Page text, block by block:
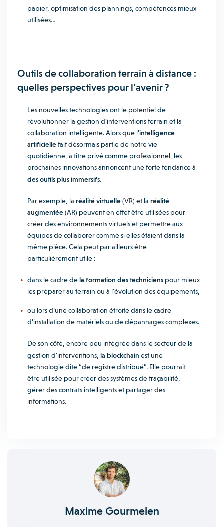
papier, optimisation des plannings, compétences mieux
utilisées…
Outils de collaboration terrain à distance :
quelles perspectives pour l’avenir ?
Les nouvelles technologies ont le potentiel de
révolutionner la gestion d’interventions terrain et la
collaboration intelligente. Alors que l’intelligence
artificiellefait désormais partie de notre vie
quotidienne, à titre privé comme professionnel, les
prochaines innovations annoncent une forte tendance à
des outils plus immersifs.
Par exemple, la réalité virtuelle(VR) et la réalité
augmentée(AR) peuvent en effet être utilisées pour
créer des environnements virtuels et permettre aux
équipes de collaborer comme si elles étaient dans la
même pièce. Cela peut par ailleurs être
particulièrement utile :
dans le cadre dela formation des techniciens pour mieux
les préparer au terrain ou à l’évolution des équipements,
ou lors d’une collaboration étroite dans le cadre
d’installation de matériels ou de dépannages complexes.
De son côté, encore peu intégrée dans le secteur de la
gestion d’interventions, la blockchain est une
technologie dite “de registre distribué”. Elle pourrait
être utilisée pour créer des systèmes de traçabilité,
gérer des contrats intelligents et partager des
informations.
Maxime Gourmelen